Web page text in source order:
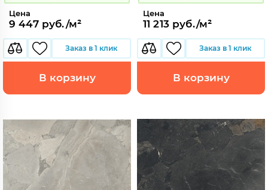
Цена
9 447 руб./м²
Заказ в 1 клик
В корзину
Цена
11 213 руб./м²
Заказ в 1 клик
В корзину